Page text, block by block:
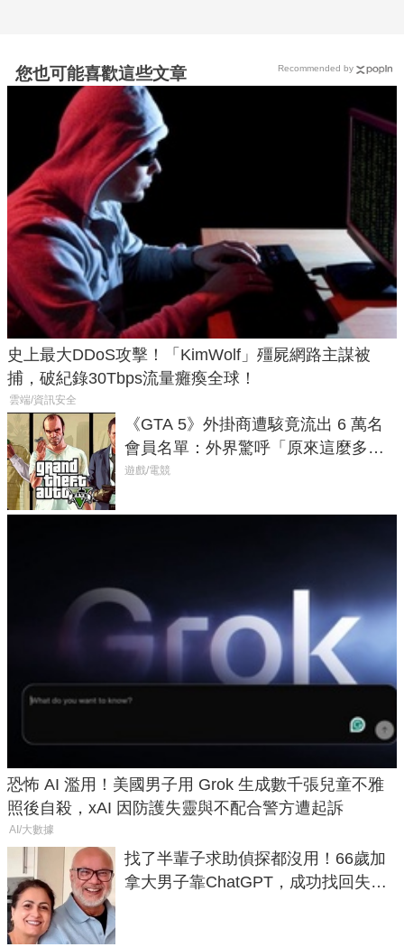
您也可能喜歡這些文章
史上最大DDoS攻擊！「KimWolf」殭屍網路主謀被
捕，破紀錄30Tbps流量癱瘓全球！
雲端/資訊安全
《GTA 5》外掛商遭駭竟流出 6 萬名
會員名單：外界驚呼「原來這麼多人
在開掛！」
遊戲/電競
恐怖 AI 濫用！美國男子用 Grok 生成數千張兒童不雅
照後自殺，xAI 因防護失靈與不配合警方遭起訴
AI/大數據
找了半輩子求助偵探都沒用！66歲加
拿大男子靠ChatGPT，成功找回失散
Recommended by